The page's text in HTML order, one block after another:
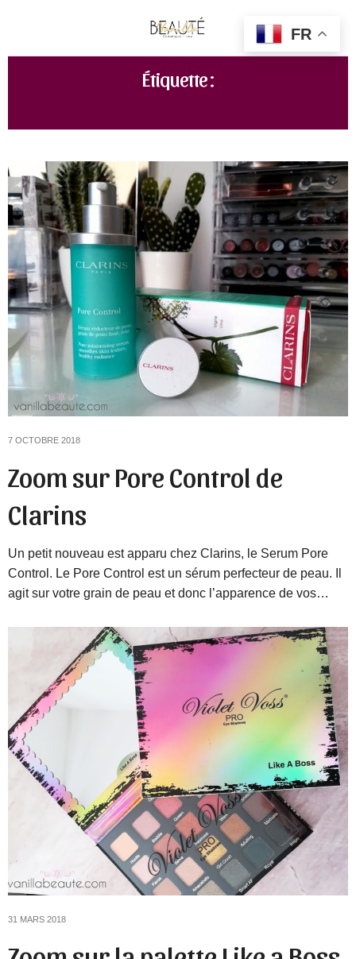
Étiquette :
7 OCTOBRE 2018
Zoom sur Pore Control de
Clarins
Un petit nouveau est apparu chez Clarins, le Serum Pore
Control. Le Pore Control est un sérum perfecteur de peau. Il
agit sur votre grain de peau et donc l’apparence de vos…
31 MARS 2018
FR